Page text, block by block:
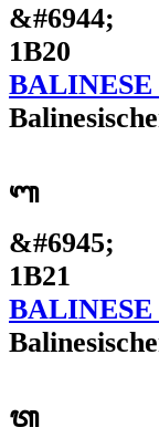
&#6944;
1B20
ᬡ
&#6945;
1B21
ᬢ